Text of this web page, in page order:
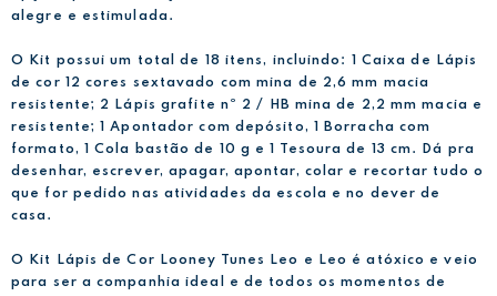
alegre e estimulada.
O Kit possui um total de 18 itens, incluindo: 1 Caixa de Lápis
de cor 12 cores sextavado com mina de 2,6 mm macia
resistente; 2 Lápis grafite nº 2 / HB mina de 2,2 mm macia e
resistente; 1 Apontador com depósito, 1 Borracha com
formato, 1 Cola bastão de 10 g e 1 Tesoura de 13 cm. Dá pra
desenhar, escrever, apagar, apontar, colar e recortar tudo o
que for pedido nas atividades da escola e no dever de
casa.
O Kit Lápis de Cor Looney Tunes Leo e Leo é atóxico e veio
para ser a companhia ideal e de todos os momentos de